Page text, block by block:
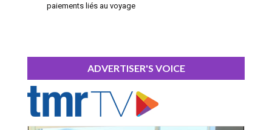
paiements liés au voyage
ADVERTISER'S VOICE